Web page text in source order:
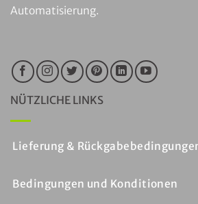
Automatisierung.
NÜTZLICHE LINKS
Lieferung &
Bedingungen und Konditionen